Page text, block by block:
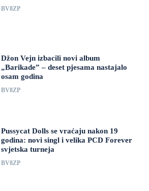
BV8ZP
Džon Vejn izbacili novi album
„Barikade” – deset pjesama nastajalo
osam godina
BV8ZP
Pussycat Dolls se vraćaju nakon 19
godina: novi singl i velika PCD Forever
svjetska turneja
BV8ZP